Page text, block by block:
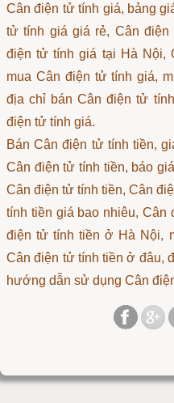
Cân điện tử tính giá, bảng
tử tính giá giá rẻ, Cân
điện tử tính giá tại Hà Nội,
mua Cân điện tử tính giá,
địa chỉ bán Cân điện tử
điện tử tính giá.
Bán Cân điện tử tính tiền,
Cân điện tử tính tiền, báo
Cân điện tử tính tiền, Cân
tính tiền giá bao nhiêu, Cân
điện tử tính tiền ở Hà Nội,
Cân điện tử tính tiền ở đâu,
hướng dẫn sử dụng Cân